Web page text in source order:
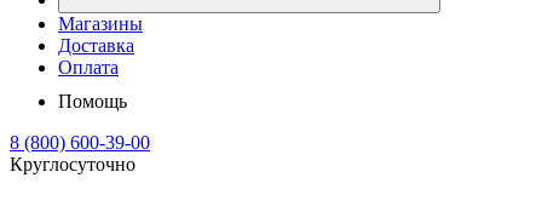
Магазины
Доставка
Оплата
Помощь
8 (800) 600-39-00
Круглосуточно